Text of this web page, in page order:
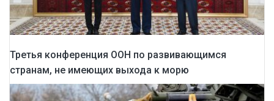
Третья конференция ООН по развивающимся
странам, не имеющих выхода к морю